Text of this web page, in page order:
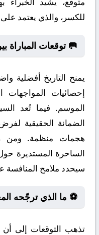
للكسر، والذي يعتمد
🥅 توقعات المباراة
يمنح التاريخ أفضلية
إحصائيات المواجهات
الموسم. فيما تُعد
الضمانة الحقيقية
هجمات منظمة. ومن
الساحرة المستديرة
سيحدد ملامح المنافسة
⚽ ما الذي ترجّحه
تذهب التوقعات إلى أن